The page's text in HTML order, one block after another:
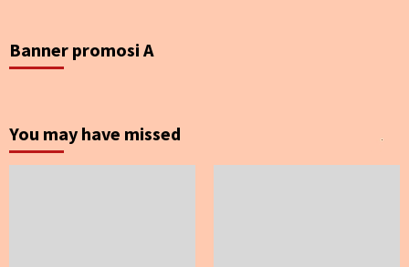
Banner promosi A
You may have missed